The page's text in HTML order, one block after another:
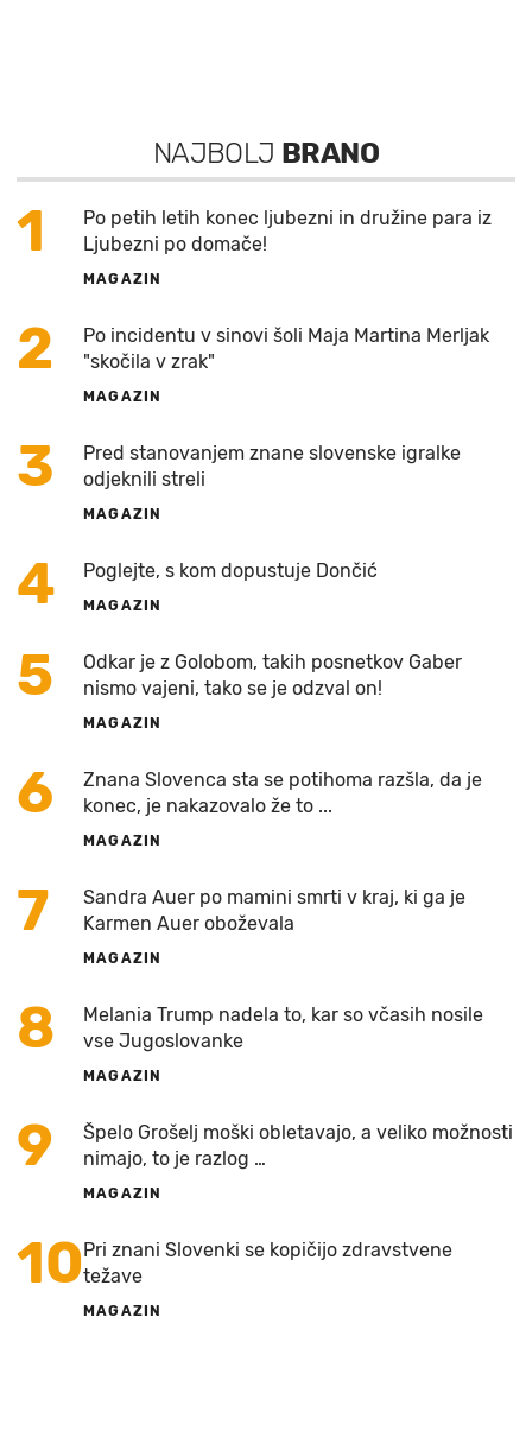
NAJBOLJ BRANO
1
Po petih letih konec ljubezni in družine para iz
Ljubezni po domače!
MAGAZIN
2
Po incidentu v sinovi šoli Maja Martina Merljak
"skočila v zrak"
MAGAZIN
3
Pred stanovanjem znane slovenske igralke
odjeknili streli
MAGAZIN
4 Poglejte, s kom dopustuje Dončić
MAGAZIN
5
Odkar je z Golobom, takih posnetkov Gaber
nismo vajeni, tako se je odzval on!
MAGAZIN
6
Znana Slovenca sta se potihoma razšla, da je
konec, je nakazovalo že to ...
MAGAZIN
7
Sandra Auer po mamini smrti v kraj, ki ga je
Karmen Auer oboževala
MAGAZIN
8
Melania Trump nadela to, kar so včasih nosile
vse Jugoslovanke
MAGAZIN
9
Špelo Grošelj moški obletavajo, a veliko možnosti
nimajo, to je razlog …
MAGAZIN
10Pri znani Slovenki se kopičijo zdravstvene
težave
MAGAZIN